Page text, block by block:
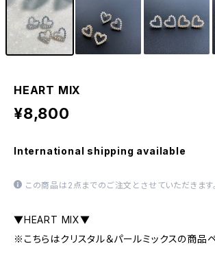
HEART MIX
¥8,800
International shipping available
この商品は2点までのご注文とさせていただきます。
▼HEART MIX▼
※こちらはクリスタル＆パールミックスの商品